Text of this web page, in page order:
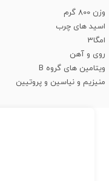
وزن 800 گرم
اسید های چرب
امگا3
روی و آهن
ویتامین های گروه B
منیزیم و نیاسین و پروتیین